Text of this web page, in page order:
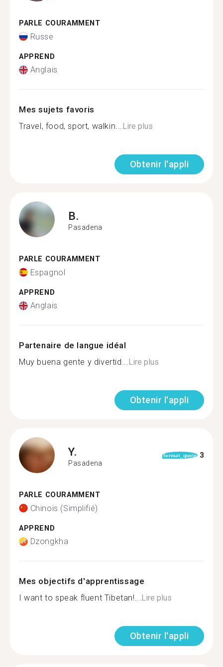
PARLE COURAMMENT
Russe
APPREND
Anglais
Mes sujets favoris
Travel, food, sport, walkin...Lire plus
Obtenir l'appli
B.
Pasadena
PARLE COURAMMENT
Espagnol
APPREND
Anglais
Partenaire de langue idéal
Muy buena gente y divertid...Lire plus
Obtenir l'appli
Y.
Pasadena
format_quote 3
PARLE COURAMMENT
Chinois (Simplifié)
APPREND
Dzongkha
Mes objectifs d'apprentissage
I want to speak fluent Tibetan!...Lire plus
Obtenir l'appli